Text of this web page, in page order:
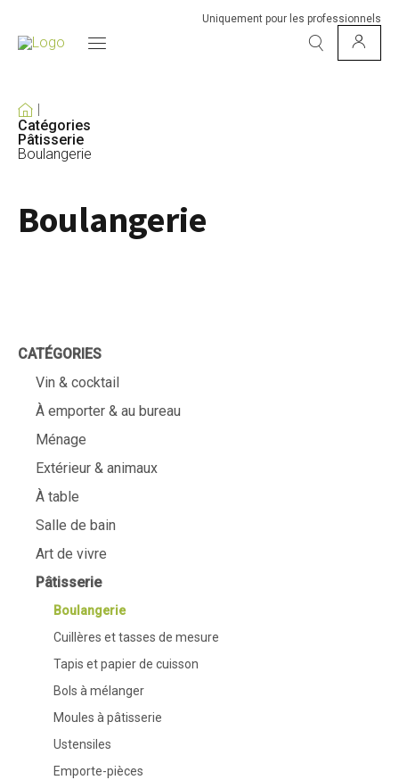
Uniquement pour les professionnels
Catégories
Pâtisserie
Boulangerie
Boulangerie
CATÉGORIES
Vin & cocktail
À emporter & au bureau
Ménage
Extérieur & animaux
À table
Salle de bain
Art de vivre
Pâtisserie
Boulangerie
Cuillères et tasses de mesure
Tapis et papier de cuisson
Bols à mélanger
Moules à pâtisserie
Ustensiles
Emporte-pièces